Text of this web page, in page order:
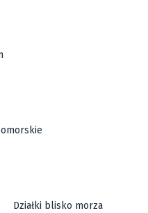
Działki blisko morza